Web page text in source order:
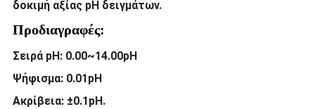
δοκιμή αξίας pH δειγμάτων.
Προδιαγραφές:
Σειρά pH: 0.00~14.00pH
Ψήφισμα: 0.01pH
Ακρίβεια: ±0.1pH.